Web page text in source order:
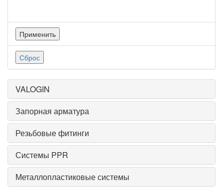
Применить
Сброс
VALOGIN
Запорная арматура
Резьбовые фитинги
Системы PPR
Металлопластиковые системы